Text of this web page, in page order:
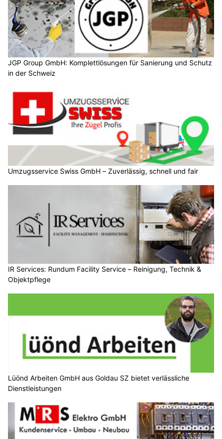
JGP Group GmbH: Komplettlösungen für Sanierung und Schutz
in der Schweiz
Umzugsservice Swiss GmbH – Zuverlässig, schnell und fair
IR Services: Rundum Facility Service – Reinigung, Technik &
Objektpflege
Lüönd Arbeiten GmbH aus Goldau SZ bietet verlässliche
Dienstleistungen